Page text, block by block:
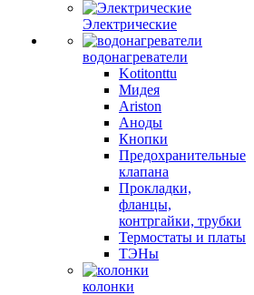
Электрические
водонагреватели
Kotitonttu
Мидея
Ariston
Аноды
Кнопки
Предохранительные
клапана
Прокладки,
фланцы,
контргайки, трубки
Термостаты и платы
ТЭНы
колонки